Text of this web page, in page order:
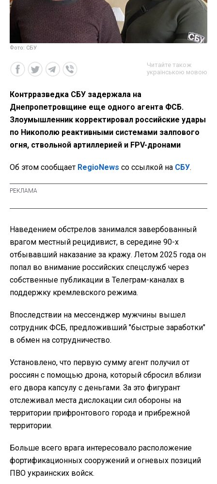
Фото: СБУ
Читайте також
українською мовою
Контрразведка СБУ задержала на
Днепропетровщине еще одного агента ФСБ.
Злоумышленник корректировал российские удары
по Никополю реактивными системами залпового
огня, ствольной артиллерией и FPV-дронами
Об этом сообщает RegioNews со ссылкой на СБУ.
Наведением обстрелов занимался завербованный
врагом местный рецидивист, в середине 90-х
отбывавший наказание за кражу. Летом 2025 года он
попал во внимание российских спецслужб через
собственные публикации в Телеграм-каналах в
поддержку кремлевского режима.
Впоследствии на мессенджер мужчины вышел
сотрудник ФСБ, предложивший "быстрые заработки"
в обмен на сотрудничество.
Установлено, что первую сумму агент получил от
россиян с помощью дрона, который сбросил вблизи
его двора капсулу с деньгами. За это фигурант
отслеживал места дислокации сил обороны на
территории прифронтового города и прибрежной
территории.
Больше всего врага интересовало расположение
фортификационных сооружений и огневых позиций
ПВО украинских войск.